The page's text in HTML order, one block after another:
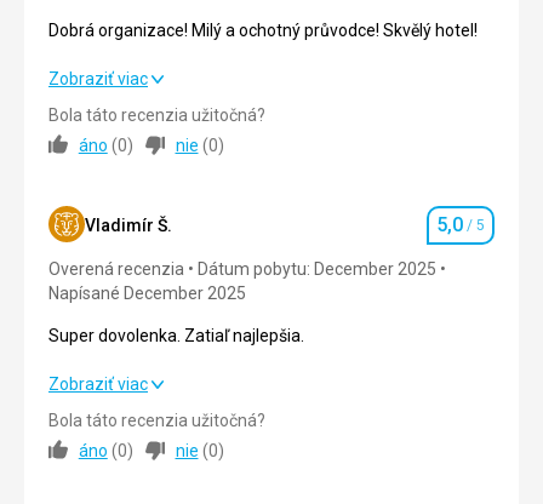
Dobrá organizace! Milý a ochotný průvodce! Skvělý hotel!
Dobrá organizace! Milý a ochotný průvodce! Skvělý hotel!
Strava
Okolie 5,0/ 5
Služby
Pláž
Úžasná pláž! Přístupná pěšky!
Strava
Zobraziť viac
Bola táto recenzia užitočná?
áno (0) nie (0)
Vladimír Š. Hodnotenie
5,0 / 5
Overená recenzia
Dátum pobytu: December 2025
Napísané December 2025
Super dovolenka. Zatiaľ najlepšia.
Super dovolenka. Zatiaľ najlepšia.
Strava
Zobraziť viac
Bola táto recenzia užitočná?
áno (0) nie (0)